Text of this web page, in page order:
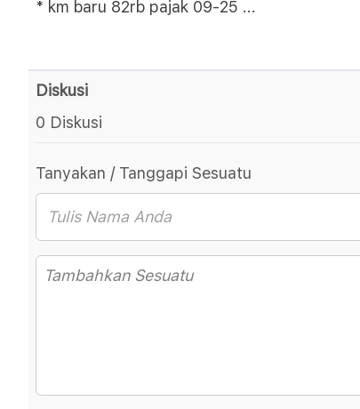
* km baru 82rb pajak 09-25 ...
Diskusi
0 Diskusi
Tanyakan / Tanggapi Sesuatu